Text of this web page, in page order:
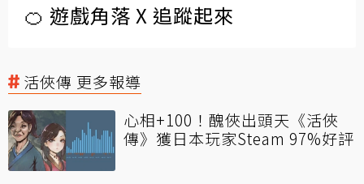
🍊 遊戲角落 X 追蹤起來
活俠傳 更多報導
心相+100！醜俠出頭天《活俠
傳》獲日本玩家Steam 97%好評